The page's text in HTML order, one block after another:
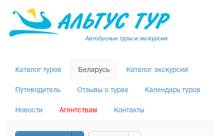
Каталог туров Беларусь Каталог экскурсий
Путеводитель Отзывы о турах Календарь туров
Новости Агентствам Контакты